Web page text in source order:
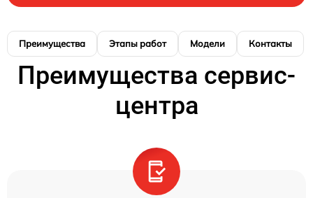
Преимущества Этапы работ Модели Контакты
Преимущества сервис-
центра